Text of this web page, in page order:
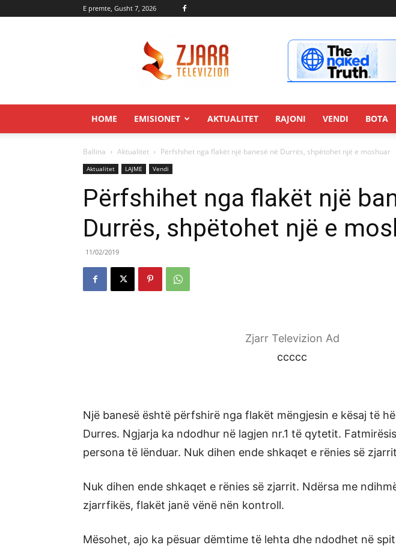
E premte, Gusht 7, 2026
HOME EMISIONET AKTUALITET RAJONI VENDI BOTA
Ballina Aktualitet Përfshihet nga flakët një banesë në Durrës, shpëtohet një e moshuar
Aktualitet LAJME Vendi
Përfshihet nga flakët një
Durrës, shpëtohet një e
11/02/2019
Zjarr Televizion Ad
ccccc
Një banesë është përfshirë nga flakët mëngjesin e kësaj të
Durres. Ngjarja ka ndodhur në lagjen nr.1 të qytetit.
persona të lënduar. Nuk dihen ende shkaqet e rënies së
Nuk dihen ende shkaqet e rënies së zjarrit. Ndërsa me
zjarrfikës, flakët janë vënë nën kontroll.
Mësohet, ajo ka pësuar dëmtime të lehta dhe ndodhet në